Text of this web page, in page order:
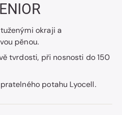
okraji a
pěnou.
tvrdosti, při nosnosti do 150
potahu Lyocell.